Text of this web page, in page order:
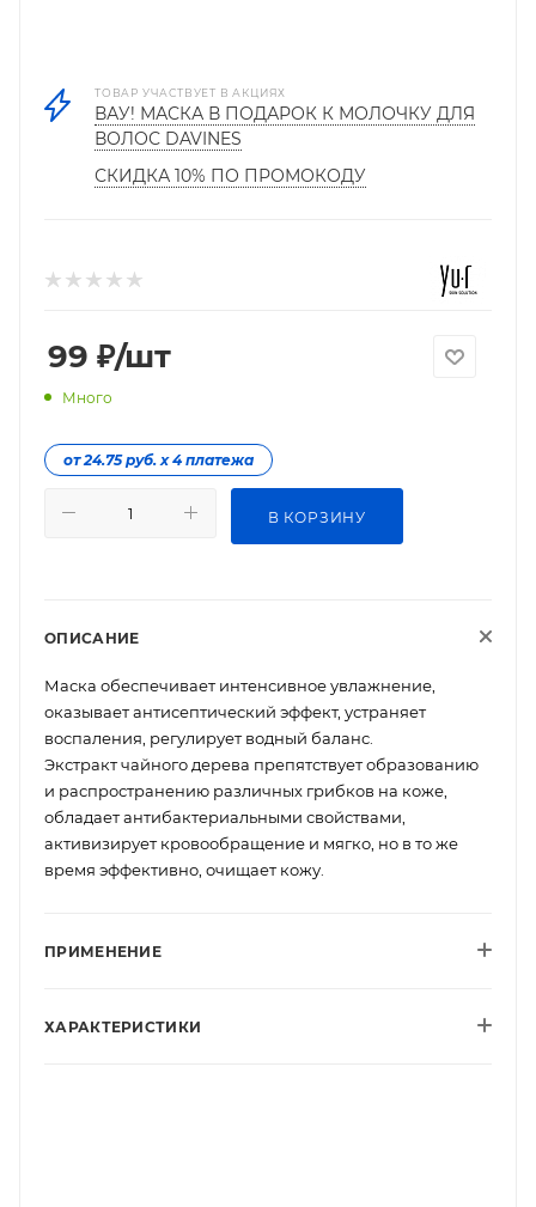
ТОВАР УЧАСТВУЕТ В АКЦИЯХ
ВАУ! МАСКА В ПОДАРОК К МОЛОЧКУ ДЛЯ
ВОЛОС DAVINES
СКИДКА 10% ПО ПРОМОКОДУ
99 ₽/шт
Много
от 24.75 руб. х 4 платежа
В КОРЗИНУ
ОПИСАНИЕ
Маска обеспечивает интенсивное увлажнение,
оказывает антисептический эффект, устраняет
воспаления, регулирует водный баланс.
Экстракт чайного дерева препятствует образованию
и распространению различных грибков на коже,
обладает антибактериальными свойствами,
активизирует кровообращение и мягко, но в то же
время эффективно, очищает кожу.
ПРИМЕНЕНИЕ
ХАРАКТЕРИСТИКИ